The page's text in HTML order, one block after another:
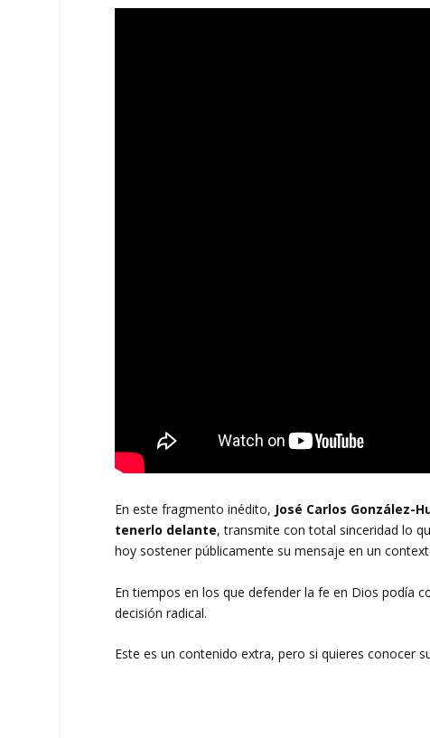
En este fragmento inédito, José Carlos González-
tenerlo delante, transmite con total sinceridad lo
hoy sostener públicamente su mensaje en un
En tiempos en los que defender la fe en Dios podía
decisión radical.
Este es un contenido extra, pero si quieres conocer